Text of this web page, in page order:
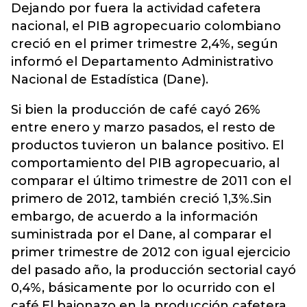
Dejando por fuera la actividad cafetera
nacional, el PIB agropecuario colombiano
creció en el primer trimestre 2,4%, según
informó el Departamento Administrativo
Nacional de Estadística (Dane).
Si bien la producción de café cayó 26%
entre enero y marzo pasados, el resto de
productos tuvieron un balance positivo. El
comportamiento del PIB agropecuario, al
comparar el último trimestre de 2011 con el
primero de 2012, también creció 1,3%.Sin
embargo, de acuerdo a la información
suministrada por el Dane, al comparar el
primer trimestre de 2012 con igual ejercicio
del pasado año, la producción sectorial cayó
0,4%, básicamente por lo ocurrido con el